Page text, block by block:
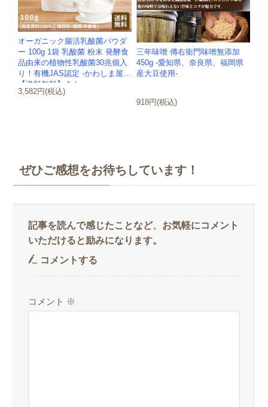
オーガニック腸活乳酸菌パウダ
ー 100g 1袋 乳酸菌 粉末 発酵食
品由来の植物性乳酸菌30兆個入
り！有機JAS認定 -かわしま屋-
【送料無料】 *メ...
3,582円(税込)
三年味噌 傳右衛門味噌無添加
450g -愛知県、奈良県、福岡県
産大豆使用-
918円(税込)
ぜひご感想をお待ちしています！
コメントする
コメント ※